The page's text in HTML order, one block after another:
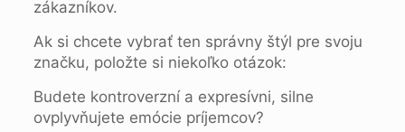
zákazníkov.
Ak si chcete vybrať ten správny štýl pre svoju
značku, položte si niekoľko otázok:
Budete kontroverzní a expresívni, silne
ovplyvňujete emócie príjemcov?